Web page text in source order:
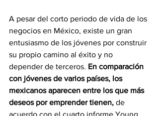
A pesar del corto periodo de vida de los
negocios en México, existe un gran
entusiasmo de los jóvenes por construir
su propio camino al éxito y no
depender de terceros. En comparación
con jóvenes de varios países, los
mexicanos aparecen entre los que más
deseos por emprender tienen, de
acuerdo con el cuarto informe Young